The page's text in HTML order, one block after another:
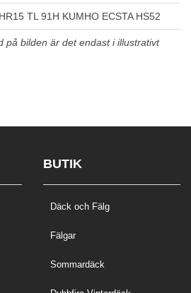
TL 91H KUMHO ECSTA HS52
på bilden är det endast i illustrativt
BUTIK
Däck och Fälg
Fälgar
Sommardäck